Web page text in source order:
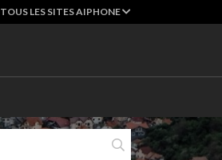
TOUS LES SITES AIPHONE